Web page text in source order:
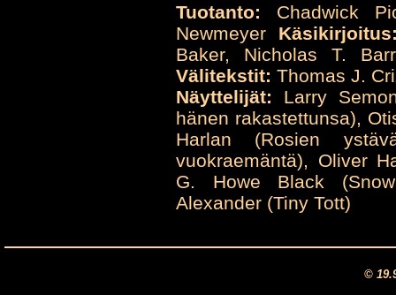
Tuotanto: Chadwick
Newmeyer
Baker, Nicholas T.
Välitekstit: Thomas J.
Näyttelijät: Larry
hänen rakastettunsa),
Harlan (Rosien
vuokraemäntä), Oliver
G. Howe Black
Alexander (Tiny Tott)
©